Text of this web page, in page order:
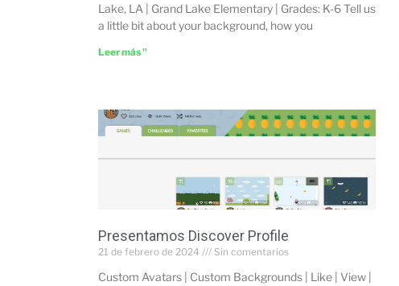
Lake, LA | Grand Lake Elementary | Grades: K-6 Tell us
a little bit about your background, how you
Leer más "
Presentamos Discover Profile
21 de febrero de 2024 Sin comentarios
Custom Avatars | Custom Backgrounds | Like | View |